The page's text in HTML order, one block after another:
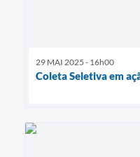
29 MAI 2025 - 16h00
Coleta Seletiva em